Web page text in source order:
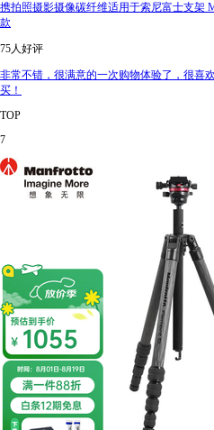
携拍照摄影摄像碳纤维适用于索尼富士支架
款
75人好评
非常不错，很满意的一次购物体验了，很喜
买！
TOP
7